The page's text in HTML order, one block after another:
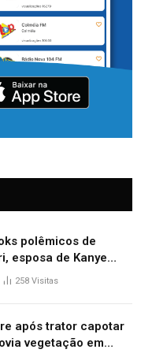
polêmicos de
esposa de Kanye
nua no Grammy
258 Visitas
após trator capotar
vegetação em